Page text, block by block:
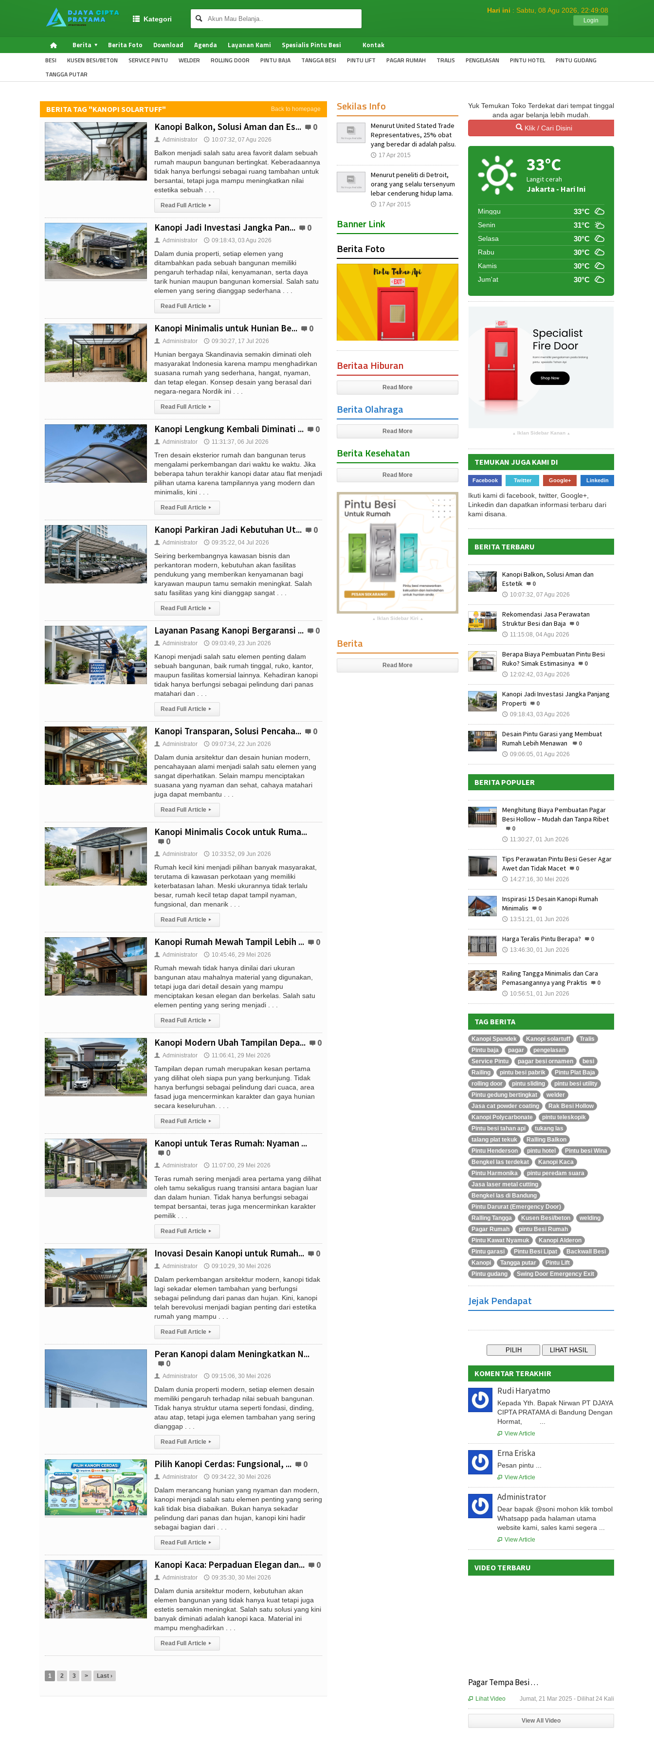
Kategori
Hari ini : Sabtu, 08 Agu 2026, 22:49:08
Login
Berita Berita Foto Download Agenda Layanan Kami Spesialis Pintu Besi Kontak
BESI KUSEN BESI/BETON SERVICE PINTU WELDER ROLLING DOOR PINTU BAJA TANGGA BESI PINTU LIFT PAGAR RUMAH TRALIS PENGELASAN PINTU HOTEL
PINTU GUDANG
TANGGA PUTAR
Back to homepage
BERITA TAG "KANOPI SOLARTUFF"
Kanopi Balkon, Solusi Aman dan Es... 0
👤 Administrator 🕔 10:07:32, 07 Agu 2026
Balkon menjadi salah satu area favorit dalam sebuah
rumah maupun bangunan bertingkat. Keberadaannya
tidak hanya berfungsi sebagai ruang tambahan untuk
bersantai, tetapi juga mampu meningkatkan nilai
estetika sebuah . . .
Read Full Article ▸
Kanopi Jadi Investasi Jangka Pan... 0
👤 Administrator 🕔 09:18:43, 03 Agu 2026
Dalam dunia properti, setiap elemen yang
ditambahkan pada sebuah bangunan memiliki
pengaruh terhadap nilai, kenyamanan, serta daya
tarik hunian maupun bangunan komersial. Salah satu
elemen yang sering dianggap sederhana . . .
Read Full Article ▸
Kanopi Minimalis untuk Hunian Be... 0
👤 Administrator 🕔 09:30:27, 17 Jul 2026
Hunian bergaya Skandinavia semakin diminati oleh
masyarakat Indonesia karena mampu menghadirkan
suasana rumah yang sederhana, hangat, nyaman,
dan tetap elegan. Konsep desain yang berasal dari
negara-negara Nordik ini . . .
Read Full Article ▸
Kanopi Lengkung Kembali Diminati ... 0
👤 Administrator 🕔 11:31:37, 06 Jul 2026
Tren desain eksterior rumah dan bangunan terus
mengalami perkembangan dari waktu ke waktu. Jika
beberapa tahun terakhir kanopi datar atau flat menjadi
pilihan utama karena tampilannya yang modern dan
minimalis, kini . . .
Read Full Article ▸
Kanopi Parkiran Jadi Kebutuhan Ut... 0
👤 Administrator 🕔 09:35:22, 04 Jul 2026
Seiring berkembangnya kawasan bisnis dan
perkantoran modern, kebutuhan akan fasilitas
pendukung yang memberikan kenyamanan bagi
karyawan maupun tamu semakin meningkat. Salah
satu fasilitas yang kini dianggap sangat . . .
Read Full Article ▸
Layanan Pasang Kanopi Bergaransi ... 0
👤 Administrator 🕔 09:03:49, 23 Jun 2026
Kanopi menjadi salah satu elemen penting dalam
sebuah bangunan, baik rumah tinggal, ruko, kantor,
maupun fasilitas komersial lainnya. Kehadiran kanopi
tidak hanya berfungsi sebagai pelindung dari panas
matahari dan . . .
Read Full Article ▸
Kanopi Transparan, Solusi Pencaha... 0
👤 Administrator 🕔 09:07:34, 22 Jun 2026
Dalam dunia arsitektur dan desain hunian modern,
pencahayaan alami menjadi salah satu elemen yang
sangat diperhatikan. Selain mampu menciptakan
suasana yang nyaman dan sehat, cahaya matahari
juga dapat membantu . . .
Read Full Article ▸
Kanopi Minimalis Cocok untuk Ruma...
0
👤 Administrator 🕔 10:33:52, 09 Jun 2026
Rumah kecil kini menjadi pilihan banyak masyarakat,
terutama di kawasan perkotaan yang memiliki
keterbatasan lahan. Meski ukurannya tidak terlalu
besar, rumah kecil tetap dapat tampil nyaman,
fungsional, dan menarik . . .
Read Full Article ▸
Kanopi Rumah Mewah Tampil Lebih ... 0
👤 Administrator 🕔 10:45:46, 29 Mei 2026
Rumah mewah tidak hanya dinilai dari ukuran
bangunan atau mahalnya material yang digunakan,
tetapi juga dari detail desain yang mampu
menciptakan kesan elegan dan berkelas. Salah satu
elemen penting yang sering menjadi . . .
Read Full Article ▸
Kanopi Modern Ubah Tampilan Depa... 0
👤 Administrator 🕔 11:06:41, 29 Mei 2026
Tampilan depan rumah merupakan kesan pertama
yang dilihat oleh siapa pun yang berkunjung. Tidak
hanya berfungsi sebagai pelindung dari cuaca, area
fasad juga mencerminkan karakter dan gaya hunian
secara keseluruhan. . . .
Read Full Article ▸
Kanopi untuk Teras Rumah: Nyaman ...
0
👤 Administrator 🕔 11:07:00, 29 Mei 2026
Teras rumah sering menjadi area pertama yang dilihat
oleh tamu sekaligus ruang transisi antara bagian luar
dan dalam hunian. Tidak hanya berfungsi sebagai
tempat bersantai, teras juga mencerminkan karakter
pemilik . . .
Read Full Article ▸
Inovasi Desain Kanopi untuk Rumah... 0
👤 Administrator 🕔 09:10:29, 30 Mei 2026
Dalam perkembangan arsitektur modern, kanopi tidak
lagi sekadar elemen tambahan yang berfungsi
sebagai pelindung dari panas dan hujan. Kini, kanopi
telah berevolusi menjadi bagian penting dari estetika
rumah yang mampu . . .
Read Full Article ▸
Peran Kanopi dalam Meningkatkan N...
0
👤 Administrator 🕔 09:15:06, 30 Mei 2026
Dalam dunia properti modern, setiap elemen desain
memiliki pengaruh terhadap nilai sebuah bangunan.
Tidak hanya struktur utama seperti fondasi, dinding,
atau atap, tetapi juga elemen tambahan yang sering
dianggap . . .
Read Full Article ▸
Pilih Kanopi Cerdas: Fungsional, ... 0
👤 Administrator 🕔 09:34:22, 30 Mei 2026
Dalam merancang hunian yang nyaman dan modern,
kanopi menjadi salah satu elemen penting yang sering
kali tidak bisa diabaikan. Bukan hanya sekadar
pelindung dari panas dan hujan, kanopi kini hadir
sebagai bagian dari . . .
Read Full Article ▸
Kanopi Kaca: Perpaduan Elegan dan... 0
👤 Administrator 🕔 09:35:30, 30 Mei 2026
Dalam dunia arsitektur modern, kebutuhan akan
elemen bangunan yang tidak hanya kuat tetapi juga
estetis semakin meningkat. Salah satu solusi yang kini
banyak diminati adalah kanopi kaca. Material ini
mampu menghadirkan . . .
Read Full Article ▸
1 2 3 > Last ›
Sekilas Info
Menurut United Stated Trade
Representatives, 25% obat
yang beredar di adalah palsu.
🕔 17 Apr 2015
Menurut peneliti di Detroit,
orang yang selalu tersenyum
lebar cenderung hidup lama.
🕔 17 Apr 2015
Banner Link
Berita Foto
Beritaa Hiburan
Read More
Berita Olahraga
Read More
Berita Kesehatan
Read More
▴ Iklan Sidebar Kiri ▴
Berita
Read More
Yuk Temukan Toko Terdekat dari tempat tinggal
anda agar belanja lebih mudah.
Klik / Cari Disini
33°C
Langit cerah
Jakarta - Hari Ini
Minggu 33°C
Senin 31°C
Selasa 30°C
Rabu 30°C
Kamis 30°C
Jum'at 30°C
▴ Iklan Sidebar Kanan ▴
TEMUKAN JUGA KAMI DI
Facebook Twitter Google+ Linkedin
Ikuti kami di facebook, twitter, Google+,
Linkedin dan dapatkan informasi terbaru dari
kami disana.
BERITA TERBARU
Kanopi Balkon, Solusi Aman dan
Estetik
0
🕔 10:07:32, 07 Agu 2026
Rekomendasi Jasa Perawatan
Struktur Besi dan Baja
0
🕔 11:15:08, 04 Agu 2026
Berapa Biaya Pembuatan Pintu Besi
Ruko? Simak Estimasinya
0
🕔 12:02:42, 03 Agu 2026
Kanopi Jadi Investasi Jangka Panjang
Properti
0
🕔 09:18:43, 03 Agu 2026
Desain Pintu Garasi yang Membuat
Rumah Lebih Menawan
0
🕔 09:06:05, 01 Agu 2026
BERITA POPULER
Menghitung Biaya Pembuatan Pagar
Besi Hollow – Mudah dan Tanpa Ribet
0
🕔 11:30:27, 01 Jun 2026
Tips Perawatan Pintu Besi Geser Agar
Awet dan Tidak Macet
0
🕔 14:27:16, 30 Mei 2026
Inspirasi 15 Desain Kanopi Rumah
Minimalis
0
🕔 13:51:21, 01 Jun 2026
Harga Teralis Pintu Berapa? 0
🕔 13:46:30, 01 Jun 2026
Railing Tangga Minimalis dan Cara
Pemasangannya yang Praktis
0
🕔 10:56:51, 01 Jun 2026
TAG BERITA
Kanopi Spandek Kanopi solartuff
Tralis
Pintu baja
pagar
pengelasan
Service Pintu
pagar besi ornamen
besi
Railing
pintu besi pabrik
Pintu Plat Baja
rolling door
pintu sliding
pintu besi utility
Pintu gedung bertingkat
welder
Jasa cat powder coating
Rak Besi Hollow
Kanopi Polycarbonate
pintu teleskopik
Pintu besi tahan api
tukang las
talang plat tekuk
Ralling Balkon
Pintu Henderson
pintu hotel
Pintu besi Wina
Bengkel las terdekat
Kanopi Kaca
Pintu Harmonika
pintu peredam suara
Jasa laser metal cutting
Bengkel las di Bandung
Pintu Darurat (Emergency Door)
Ralling Tangga
Kusen Besi/beton
welding
Pagar Rumah
pintu Besi Rumah
Pintu Kawat Nyamuk
Kanopi Alderon
Pintu garasi
Pintu Besi Lipat
Backwall Besi
Kanopi
Tangga putar
Pintu Lift
Pintu gudang
Swing Door Emergency Exit
Jejak Pendapat
KOMENTAR TERAKHIR
Rudi Haryatmo
Kepada Yth. Bapak Nirwan PT DJAYA
CIPTA PRATAMA di Bandung Dengan
Hormat, ...
 View Article
Erna Eriska
Pesan pintu ...
 View Article
Administrator
Dear bapak @soni mohon klik tombol
Whatsapp pada halaman utama
website kami, sales kami segera ...
 View Article
VIDEO TERBARU
Pagar Tempa Besi . . .
Jumat, 21 Mar 2025 - Dilihat 24 Kali
 Lihat Video
View All Video